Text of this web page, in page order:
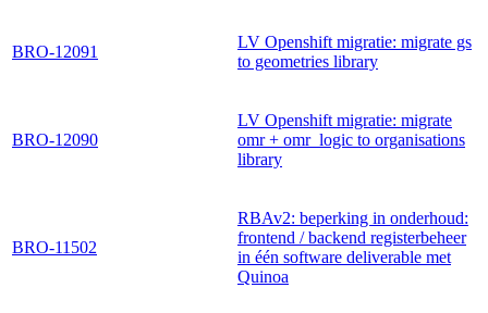
BRO-12091
LV Openshift migratie: migrate gs
to geometries library
BRO-12090
LV Openshift migratie: migrate
omr + omr_logic to organisations
library
BRO-11502
RBAv2: beperking in onderhoud:
frontend / backend registerbeheer
in één software deliverable met
Quinoa